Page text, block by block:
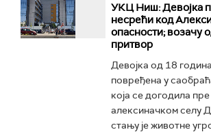
УКЦ Ниш: Девојка
несрећи код
опасности; возачу
притвор
Девојка од 18
повређена у
која се догодила
алексиначком селу
стању је животне